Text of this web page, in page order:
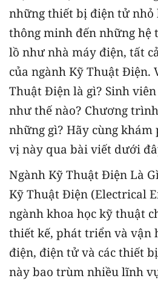
những thiết bị điện tử nhỏ
thông minh đến những hệ
lồ như nhà máy điện, tất
của ngành Kỹ Thuật Điện.
Thuật Điện là gì? Sinh
như thế nào? Chương
những gì? Hãy cùng
vị này qua bài viết dưới
Ngành Kỹ Thuật Điện Là
Kỹ Thuật Điện (Electrical
ngành khoa học kỹ thuật
thiết kế, phát triển và vận
điện, điện tử và các thiết
này bao trùm nhiều lĩnh